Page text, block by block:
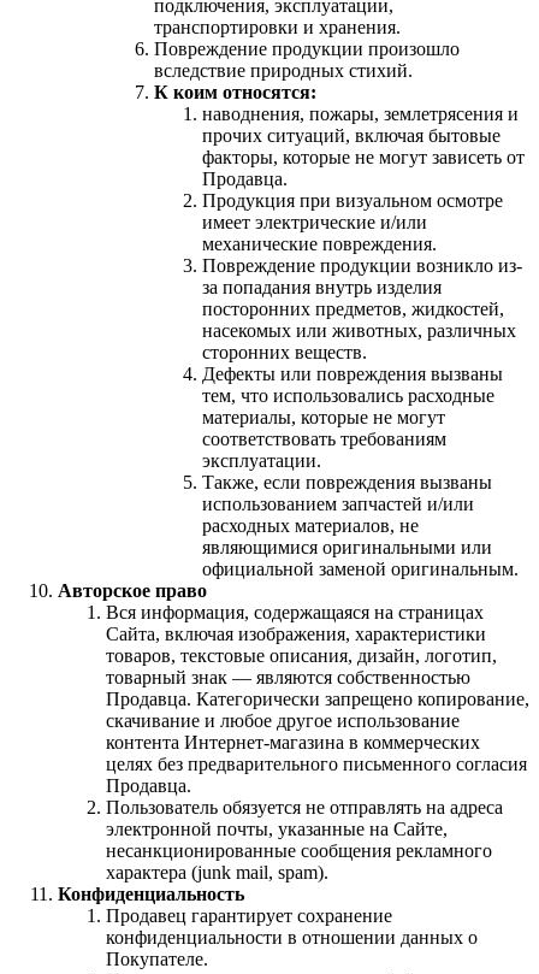
подключения, эксплуатации,
транспортировки и хранения.
Повреждение продукции произошло
вследствие природных стихий.
К коим относятся:
наводнения, пожары, землетрясения и
прочих ситуаций, включая бытовые
факторы, которые не могут зависеть от
Продавца.
Продукция при визуальном осмотре
имеет электрические и/или
механические повреждения.
Повреждение продукции возникло из-
за попадания внутрь изделия
посторонних предметов, жидкостей,
насекомых или животных, различных
сторонних веществ.
Дефекты или повреждения вызваны
тем, что использовались расходные
материалы, которые не могут
соответствовать требованиям
эксплуатации.
Также, если повреждения вызваны
использованием запчастей и/или
расходных материалов, не
являющимися оригинальными или
официальной заменой оригинальным.
Авторское право
Вся информация, содержащаяся на страницах
Сайта, включая изображения, характеристики
товаров, текстовые описания, дизайн, логотип,
товарный знак — являются собственностью
Продавца. Категорически запрещено копирование,
скачивание и любое другое использование
контента Интернет-магазина в коммерческих
целях без предварительного письменного согласия
Продавца.
Пользователь обязуется не отправлять на адреса
электронной почты, указанные на Сайте,
несанкционированные сообщения рекламного
характера (junk mail, spam).
Конфиденциальность
Продавец гарантирует сохранение
конфиденциальности в отношении данных о
Покупателе.